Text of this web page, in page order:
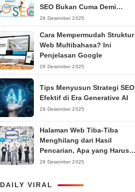
SEO Bukan Cuma Demi
Ranking
29 Desember 2025
Cara Mempermudah Struktur
Web Multibahasa? Ini
Penjelasan Google
29 Desember 2025
Tips Menyusun Strategi SEO
Efektif di Era Generative AI
29 Desember 2025
Halaman Web Tiba-Tiba
Menghilang dari Hasil
Pencarian, Apa yang Harus
Dilakukan?
29 Desember 2025
DAILY VIRAL